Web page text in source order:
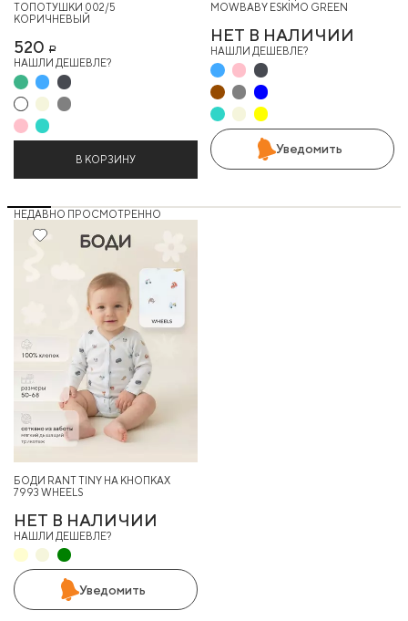
ТОПОТУШКИ 002/5
КОРИЧНЕВЫЙ
520 Р
НАШЛИ ДЕШЕВЛЕ?
В КОРЗИНУ
MOWBABY ESKIMO GREEN
НЕТ В НАЛИЧИИ
НАШЛИ ДЕШЕВЛЕ?
Уведомить
НЕДАВНО ПРОСМОТРЕННО
БОДИ RANT TINY НА КНОПКАХ
7993 WHEELS
НЕТ В НАЛИЧИИ
НАШЛИ ДЕШЕВЛЕ?
Уведомить